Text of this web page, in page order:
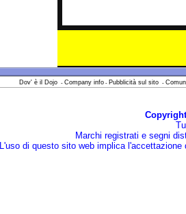
Dov' è il Dojo - Company info- Pubblicità sul sito -
Marchi registrati e segni
L'uso di questo sito web implica